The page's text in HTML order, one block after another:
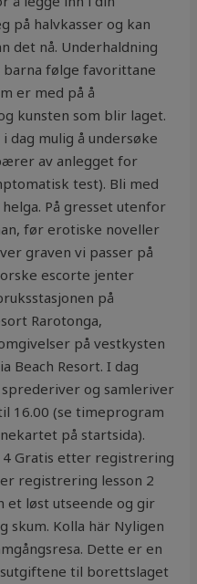
på halvkasser og kan
det nå. Underhaldning
følge favorittane
er med på å
kunsten som blir laget.
dag mulig å undersøke
av anlegget for
test). Bli med
På gresset utenfor
før erotiske noveller
graven vi passer på
escorte jenter
på
Rarotonga,
på vestkysten
Beach Resort. I dag
og samleriver
16.00 (se timeprogram
på startsida).
4 Gratis etter registrering
registrering lesson 2
et løst utseende og gir
Kolla här Nyligen
Dette er en
til borettslaget